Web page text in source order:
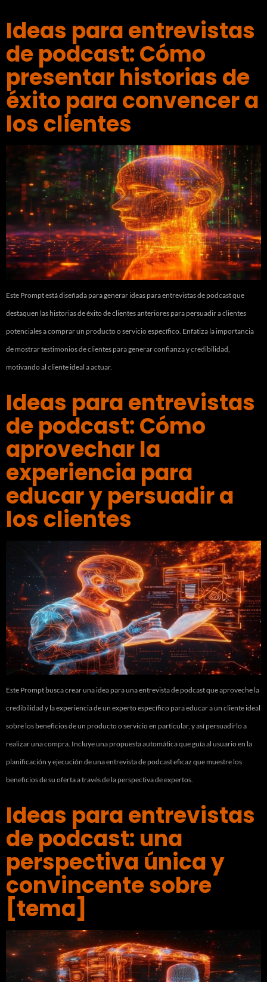
Ideas para entrevistas
de podcast: Cómo
presentar historias de
éxito para convencer a
los clientes
Este Prompt está diseñada para generar ideas para entrevistas de podcast que
destaquen las historias de éxito de clientes anteriores para persuadir a clientes
potenciales a comprar un producto o servicio específico. Enfatiza la importancia
de mostrar testimonios de clientes para generar confianza y credibilidad,
motivando al cliente ideal a actuar.
Ideas para entrevistas
de podcast: Cómo
aprovechar la
experiencia para
educar y persuadir a
los clientes
Este Prompt busca crear una idea para una entrevista de podcast que aproveche la
credibilidad y la experiencia de un experto específico para educar a un cliente ideal
sobre los beneficios de un producto o servicio en particular, y así persuadirlo a
realizar una compra. Incluye una propuesta automática que guía al usuario en la
planificación y ejecución de una entrevista de podcast eficaz que muestre los
beneficios de su oferta a través de la perspectiva de expertos.
Ideas para entrevistas
de podcast: una
perspectiva única y
convincente sobre
[tema]